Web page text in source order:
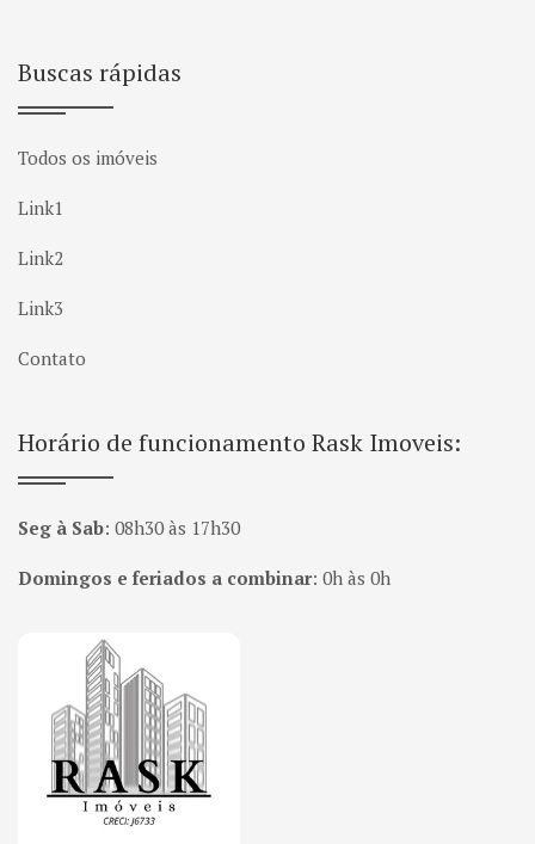
Buscas rápidas
Todos os imóveis
Link1
Link2
Link3
Contato
Horário de funcionamento Rask Imoveis:
Seg à Sab: 08h30 às 17h30
Domingos e feriados a combinar: 0h às 0h
Página inicial